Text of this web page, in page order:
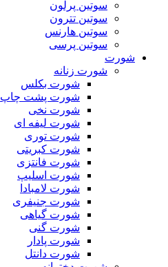
سوتین پرلون
سوتین تترون
سوتین هارنس
سوتین پرسی
شورت
شورت زنانه
شورت بکلس
شورت پشت چاپ
شورت نخی
شورت لیفه ای
شورت توری
شورت کبریتی
شورت فانتزی
شورت اسلیپ
شورت لامبادا
شورت جنیفری
شورت گیاهی
شورت گنی
شورت پادار
شورت دانتل